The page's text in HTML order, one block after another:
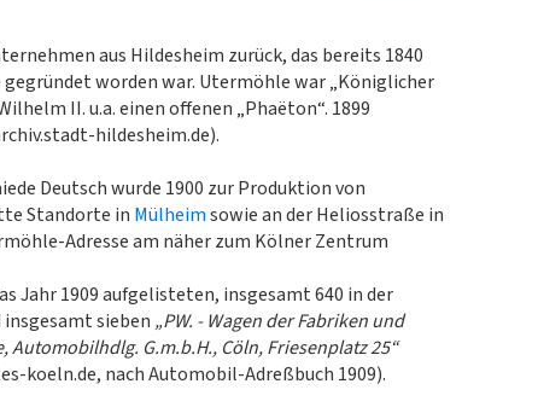
aus Hildesheim zurück, das bereits 1840
worden war. Utermöhle war „Königlicher
II. u.a. einen offenen „Phaëton“. 1899
hildesheim.de).
Deutsch wurde 1900 zur Produktion von
Standorte in Mülheimsowie an der Heliosstraße in
Adresse am näher zum Kölner Zentrum
Jahr 1909 aufgelisteten, insgesamt 640 in der
sieben „PW. - Wagen der Fabriken und
Automobilhdlg. G.m.b.H., Cöln, Friesenplatz 25“
koeln.de, nach Automobil-Adreßbuch 1909).